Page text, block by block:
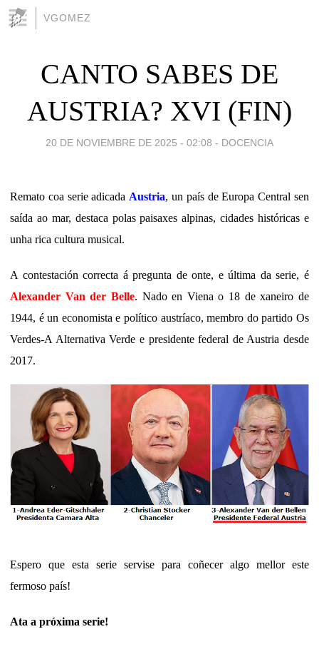
VGOMEZ
CANTO SABES DE
AUSTRIA? XVI (FIN)
20 DE NOVIEMBRE DE 2025 - 02:08 - DOCENCIA
Remato coa serie adicada Austria, un país de Europa Central sen
saída ao mar, destaca polas paisaxes alpinas, cidades históricas e
unha rica cultura musical.
A contestación correcta á pregunta de onte, e última da serie, é
Alexander Van der Belle. Nado en Viena o 18 de xaneiro de
1944, é un economista e político austríaco, membro do partido Os
Verdes-A Alternativa Verde e presidente federal de Austria desde
2017.
Espero que esta serie servise para coñecer algo mellor este
fermoso país!
Ata a próxima serie!